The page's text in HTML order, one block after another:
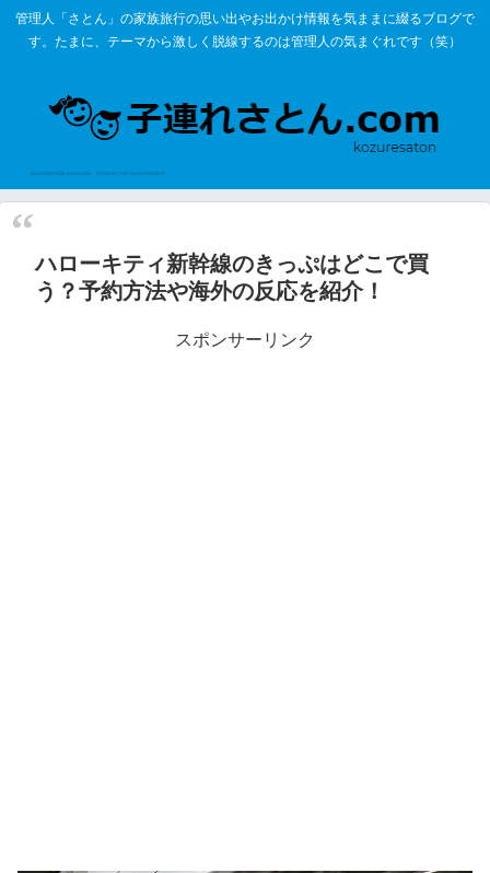
管理人「さとん」の家族旅行の思い出やお出かけ情報を気ままに綴るブログで
す。たまに、テーマから激しく脱線するのは管理人の気まぐれです（笑）
ハローキティ新幹線のきっぷはどこで買
う？予約方法や海外の反応を紹介！
スポンサーリンク